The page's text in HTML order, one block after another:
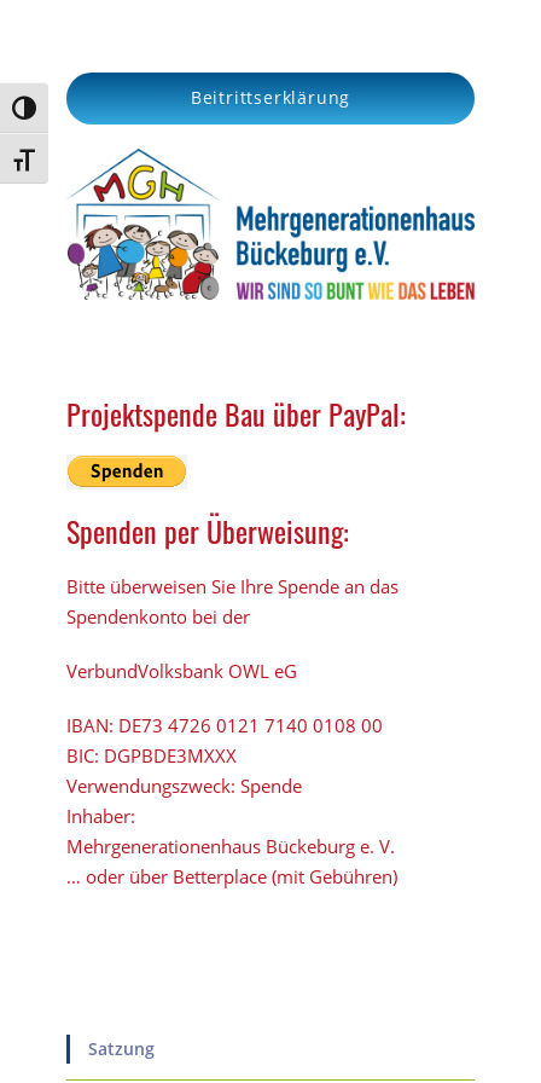
Umschalten auf hohe Kontraste
Schrift vergrößern
h
Beitrittserklärung
Projektspende Bau über PayPal:
Spenden per Überweisung:
Bitte überweisen Sie Ihre Spende an das
Spendenkonto bei der
VerbundVolksbank OWL eG
IBAN: DE73 4726 0121 7140 0108 00
BIC: DGPBDE3MXXX
Verwendungszweck: Spende
Inhaber:
Mehrgenerationenhaus Bückeburg e. V.
… oder über Betterplace (mit Gebühren)
Satzung